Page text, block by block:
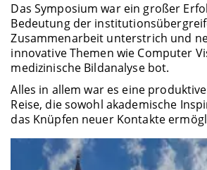
Das Symposium war ein großer
Bedeutung der
Zusammenarbeit unterstrich und
innovative Themen wie Computer
medizinische Bildanalyse bot.
Alles in allem war es eine
Reise, die sowohl akademische
das Knüpfen neuer Kontakte